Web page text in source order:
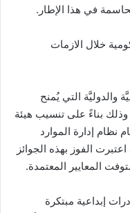
في هذا الإطار.
خلال الازمات
والدوليَّة التي يُمنح
وذلك بناءً على تنسيب هيئة
نظام إدارة الموارد
اعتبرت الفوز بهذه الجوائز
المعايير المعتمدة.
إبداعية مبتكرة